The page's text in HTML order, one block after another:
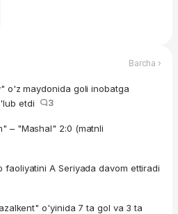
Barcha ›
o'z maydonida goli inobatga
etdi
3
– "Mashal" 2:0 (matnli
faoliyatini A Seriyada davom ettiradi
o'yinida 7 ta gol va 3 ta